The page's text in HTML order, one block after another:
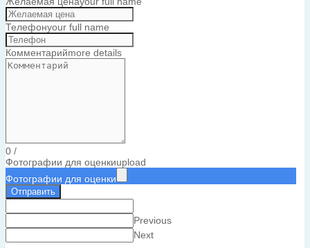
Телефонyour full name
Комментарийmore details
0 /
Фотографии для оценкиupload
Фотографии для оценки
Отправить
Previous
Next